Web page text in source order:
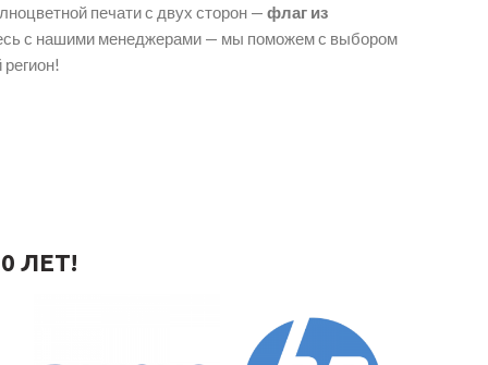
печати с двух сторон — флаг из
с нашими менеджерами — мы поможем с выбором
ЛЕТ!